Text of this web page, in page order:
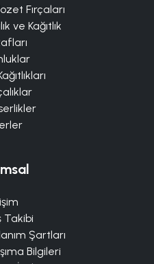
Fırçaları
ve Kağıtlık
Takibi
Şartları
Bilgileri